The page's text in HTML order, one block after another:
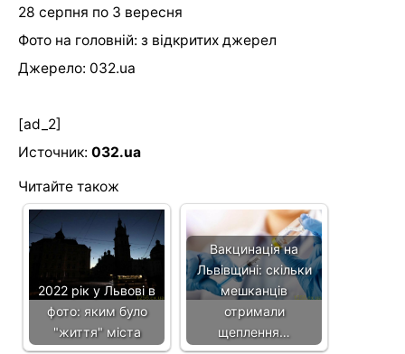
28 серпня по 3 вересня
Фото на головній: з відкритих джерел
Джерело: 032.ua
[ad_2]
Источник: 032.ua
Читайте також
2022 рік у Львові в
фото: яким було
"життя" міста
Вакцинація на
Львівщині: скільки
мешканців
отримали
щеплення…